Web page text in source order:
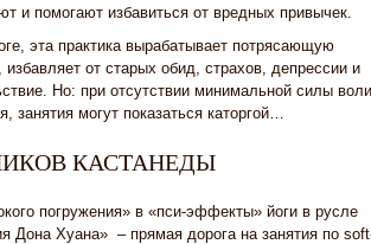
и помогают избавиться от вредных привычек.
эта практика вырабатывает потрясающую
от старых обид, страхов, депрессии и
Но: при отсутствии минимальной силы воли
занятия могут показаться каторгой…
КАСТАНЕДЫ
погружения» в «пси-эффекты» йоги в русле
Дона Хуана» – прямая дорога на занятия по